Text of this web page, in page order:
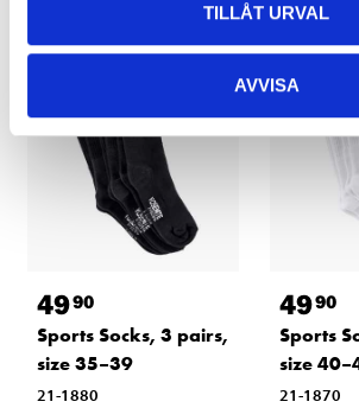
TILLÅT URVAL
AVVISA
4990
Sports Socks, 3 pairs,
size 35–39
21-1880
4990
Sports
size
21-1870